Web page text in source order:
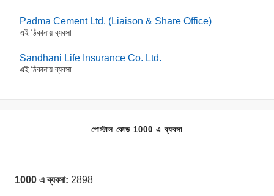
Padma Cement Ltd. (Liaison & Share Office)
এই ঠিকানায় ব্যবসা
Sandhani Life Insurance Co. Ltd.
এই ঠিকানায় ব্যবসা
পোস্টাল কোড 1000 এ ব্যবসা
1000 এ ব্যবসা: 2898